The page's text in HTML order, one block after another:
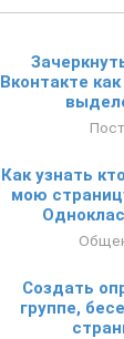
Вконтакте
Как узнать
мою
Создать
группе,